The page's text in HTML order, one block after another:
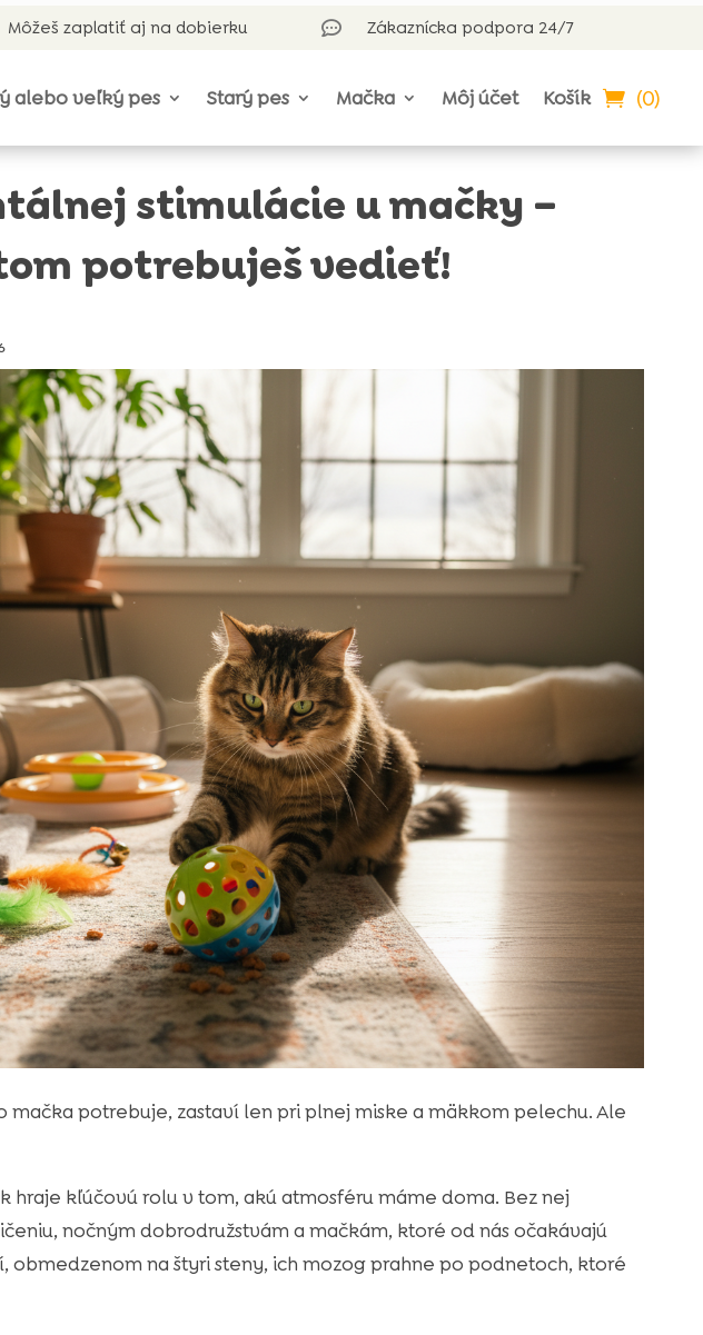
Môžeš zaplatiť aj na dobierku  Zákaznícka podpora 24/7
alebo veľký pes Starý pes Mačka Môj účet Košík (0)
stimulácie u mačky –
potrebuješ vedieť!
mačka potrebuje, zastaví len pri plnej miske a mäkkom pelechu. Ale
hraje kľúčovú rolu v tom, akú atmosféru máme doma. Bez nej
nočným dobrodružstvám a mačkám, ktoré od nás očakávajú
obmedzenom na štyri steny, ich mozog prahne po podnetoch, ktoré